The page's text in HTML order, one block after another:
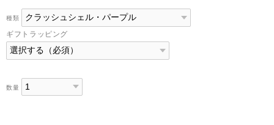
種類
ギフトラッピング
数量